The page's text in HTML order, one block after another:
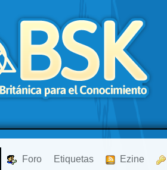
Foro Etiquetas Ezine